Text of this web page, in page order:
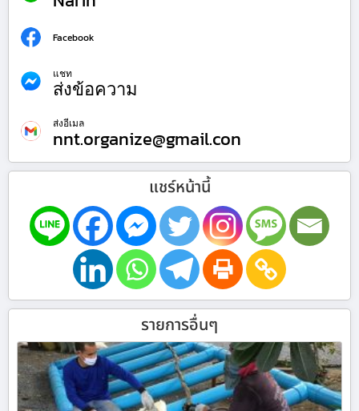
Facebook
แชท
ส่งข้อความ
ส่งอีเมล
nnt.organize@gmail.con
แชร์หน้านี้
รายการอื่นๆ